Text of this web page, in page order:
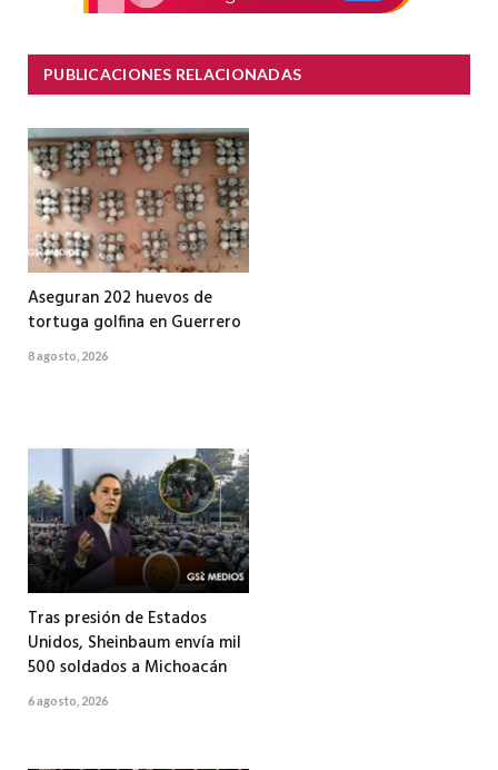
PUBLICACIONES RELACIONADAS
Aseguran 202 huevos de
tortuga golfina en Guerrero
8 agosto, 2026
Tras presión de Estados
Unidos, Sheinbaum envía mil
500 soldados a Michoacán
6 agosto, 2026